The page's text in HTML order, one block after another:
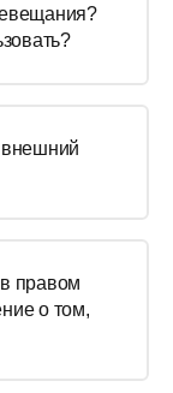
внешний
правом
о том,